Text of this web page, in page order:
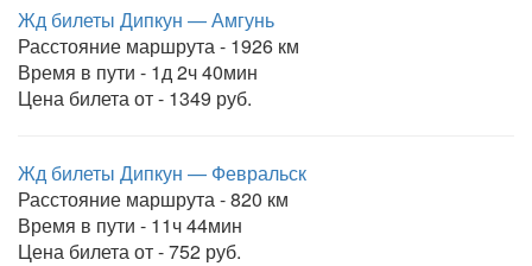
Жд билеты Дипкун — Амгунь
Расстояние маршрута - 1926 км
Время в пути - 1д 2ч 40мин
Цена билета от - 1349 руб.
Жд билеты Дипкун — Февральск
Расстояние маршрута - 820 км
Время в пути - 11ч 44мин
Цена билета от - 752 руб.